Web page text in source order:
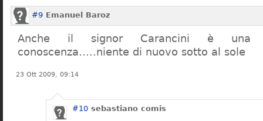
#9 Emanuel Baroz
Anche il signor Carancini è una
conoscenza…..niente di nuovo sotto al sole
23 Ott 2009, 09:14
#10 sebastiano comis